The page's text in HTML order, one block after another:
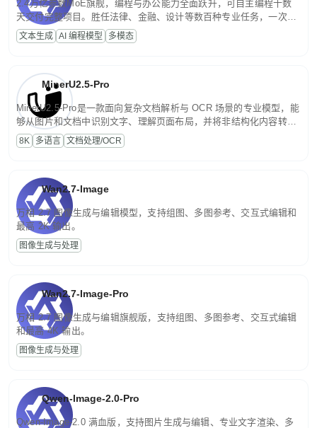
2.4万亿参数MoE旗舰，编程与办公能力全面跃升，可自主编程十数
天交付完整项目。胜任法律、金融、设计等数百种专业任务，一次对
话端到端交付生产级成果。原生视觉理解贯穿规划、执行与验证全流
程，支持超长文档与长视频的深度语义解析。长程任务中自主规划与
文本生成 AI 编程模型 多模态
MinerU2.5-Pro
MinerU2.5-Pro是一款面向复杂文档解析与 OCR 场景的专业模型，能
够从图片和文档中识别文字、理解页面布局，并将非结构化内容转换
为便于存储、检索和二次处理的结构化结果。
8K 多语言 文档处理/OCR
Wan2.7-Image
万相 2.7 图像生成与编辑模型，支持组图、多图参考、交互式编辑和
最高 2K 输出。
图像生成与处理
Wan2.7-Image-Pro
万相 2.7 图像生成与编辑旗舰版，支持组图、多图参考、交互式编辑
和最高 4K 输出。
图像生成与处理
Qwen-Image-2.0-Pro
Qwen-Image-2.0 满血版，支持图片生成与编辑、专业文字渲染、多